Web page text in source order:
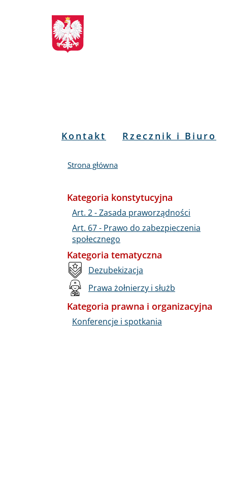
Biuletyn
Informacji
Publicznej
Menu
Kontakt Rzecznik i Biuro
Strona główna
Kategoria konstytucyjna
Art. 2 - Zasada praworządności
Art. 67 - Prawo do zabezpieczenia
społecznego
Kategoria tematyczna
Dezubekizacja
Prawa żołnierzy i służb
Kategoria prawna i organizacyjna
Konferencje i spotkania